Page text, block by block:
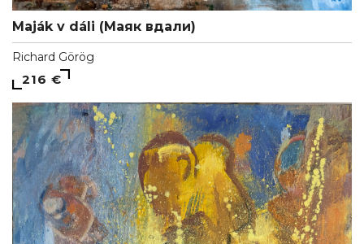
Maják v dáli (Маяк вдали)
Richard Görög
216 €